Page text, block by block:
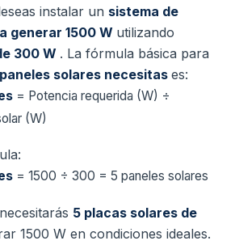
instalar un sistema de
generar 1500 W utilizando
300 W . La fórmula básica para
solares necesitas es:
= Potencia requerida (W) ÷
(W)
= 1500 ÷ 300 = 5 paneles solares
5 placas solares de
1500 W en condiciones ideales.